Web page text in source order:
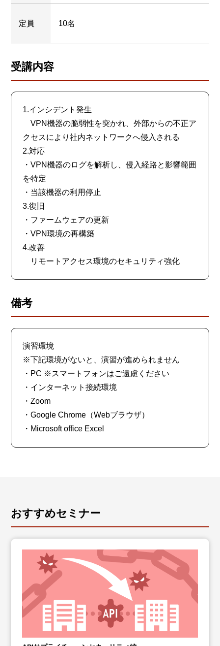
定員 10名
受講内容
1.インシデント発生
VPN機器の脆弱性を突かれ、外部からの不正ア
クセスにより社内ネットワークへ侵入される
2.対応
・VPN機器のログを解析し、侵入経路と影響範囲
を特定
・当該機器の利用停止
3.復旧
・ファームウェアの更新
・VPN環境の再構築
4.改善
リモートアクセス環境のセキュリティ強化
備考
演習環境
※下記環境がないと、演習が進められません
・PC ※スマートフォンはご遠慮ください
・インターネット接続環境
・Zoom
・Google Chrome（Webブラウザ）
・Microsoft office Excel
おすすめセミナー